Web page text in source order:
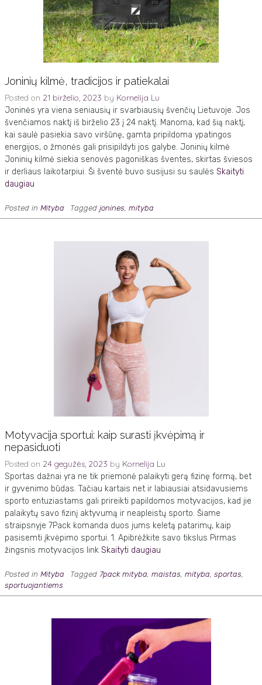
Joninių kilmė, tradicijos ir patiekalai
Posted on 21 birželio, 2023 by Kornelija Lu
Joninės yra viena seniausių ir svarbiausių švenčių Lietuvoje. Jos
švenčiamos naktį iš birželio 23 į 24 naktį. Manoma, kad šią naktį,
kai saulė pasiekia savo viršūnę, gamta pripildoma ypatingos
energijos, o žmonės gali prisipildyti jos galybe. Joninių kilmė
Joninių kilmė siekia senovės pagoniškas šventes, skirtas šviesos
ir derliaus laikotarpiui. Ši šventė buvo susijusi su saulės Skaityti
daugiau
Posted in Mityba Tagged jonines, mityba
Motyvacija sportui: kaip surasti įkvėpimą ir
nepasiduoti
Posted on 24 gegužės, 2023 by Kornelija Lu
Sportas dažnai yra ne tik priemonė palaikyti gerą fizinę formą, bet
ir gyvenimo būdas. Tačiau kartais net ir labiausiai atsidavusiems
sporto entuziastams gali prireikti papildomos motyvacijos, kad jie
palaikytų savo fizinį aktyvumą ir neapleistų sporto. Šiame
straipsnyje 7Pack komanda duos jums keletą patarimų, kaip
pasisemti įkvėpimo sportui. 1. Apibrėžkite savo tikslus Pirmas
žingsnis motyvacijos link Skaityti daugiau
Posted in Mityba Tagged 7pack mityba, maistas, mityba, sportas,
sportuojantiems